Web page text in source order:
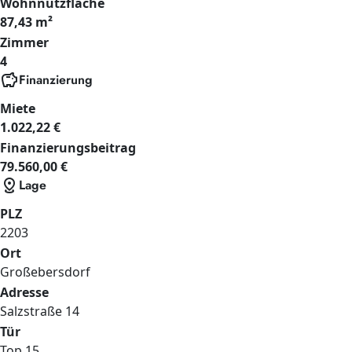
87,43 m²
Zimmer
4
savingsFinanzierung
Miete
1.022,22 €
Finanzierungsbeitrag
79.560,00 €
distance Lage
PLZ
2203
Ort
Großebersdorf
Adresse
Salzstraße 14
Tür